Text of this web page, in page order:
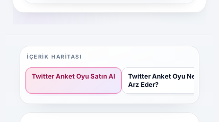
İÇERIK HARITASI
Twitter Anket Oyu Satın Al
Twitter Anket Oyu Neden
Arz Eder?